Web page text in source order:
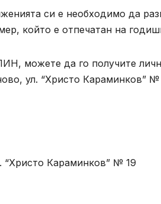
си е необходимо да
който е отпечатан на
можете да го получите
ул. “Христо Караминков” №
“Христо Караминков” № 19